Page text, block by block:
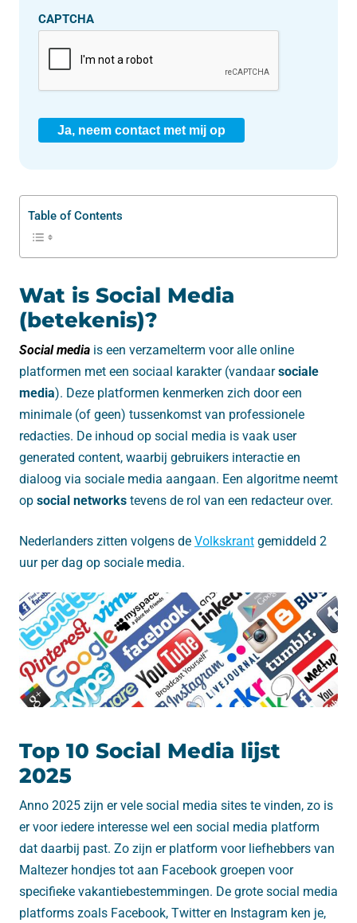
CAPTCHA
Ja, neem contact met mij op
Table of Contents
Wat is Social Media
(betekenis)?
Social media is een verzamelterm voor alle online
platformen met een sociaal karakter (vandaarsociale
media). Deze platformen kenmerken zich door een
minimale (of geen) tussenkomst van professionele
redacties. De inhoud op social media is vaak user
generated content, waarbij gebruikers interactie en
dialoog via sociale media aangaan. Een algoritme neemt
op social networks tevens de rol van een redacteur over.
Nederlanders zitten volgens de Volkskrant gemiddeld 2
uur per dag op sociale media.
Top 10 Social Media lijst
2025
Anno 2025 zijn er vele social media sites te vinden, zo is
er voor iedere interesse wel een social media platform
dat daarbij past. Zo zijn er platform voor liefhebbers van
Maltezer hondjes tot aan Facebook groepen voor
specifieke vakantiebestemmingen. De grote social media
platforms zoals Facebook, Twitter en Instagram ken je,